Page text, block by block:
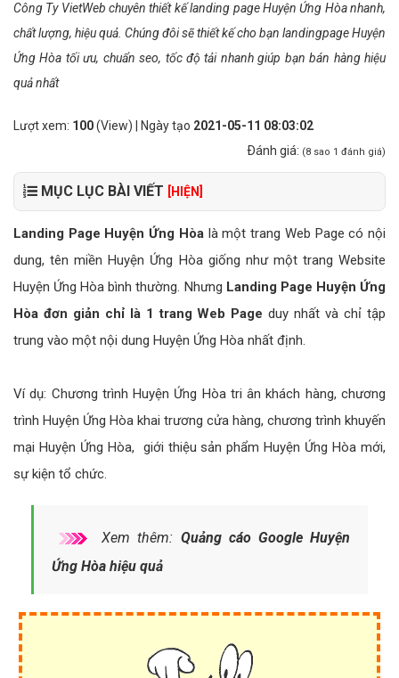
Công Ty VietWeb chuyên thiết kế landing page Huyện Ứng Hòa nhanh,
chất lượng, hiệu quả. Chúng đôi sẽ thiết kế cho bạn landingpage Huyện
Ứng Hòa tối ưu, chuẩn seo, tốc độ tải nhanh giúp bạn bán hàng hiệu
quả nhất
Lượt xem: 100(View) | Ngày tạo 2021-05-11 08:03:02
Ðánh giá: (8 sao 1 đánh giá)
MỤC LỤC BÀI VIẾT [HIỆN]
Landing Page Huyện Ứng Hòalà một trang Web Page có nội
dung, tên miền Huyện Ứng Hòa giống như một trang Website
Huyện Ứng Hòa bình thường. Nhưng Landing Page Huyện Ứng
Hòa đơn giản chỉ là 1 trang Web Page duy nhất và chỉ tập
trung vào một nội dung Huyện Ứng Hòa nhất định.
Ví dụ: Chương trình Huyện Ứng Hòa tri ân khách hàng, chương
trình Huyện Ứng Hòa khai trương cửa hàng, chương trình khuyến
mại Huyện Ứng Hòa, giới thiệu sản phẩm Huyện Ứng Hòa mới,
sự kiện tổ chức.
Xem thêm: Quảng cáo Google Huyện
Ứng Hòa hiệu quả